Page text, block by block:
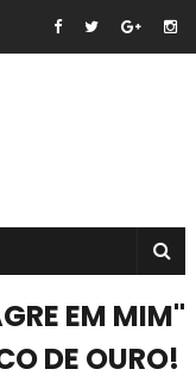
EM MIM"
DE OURO!